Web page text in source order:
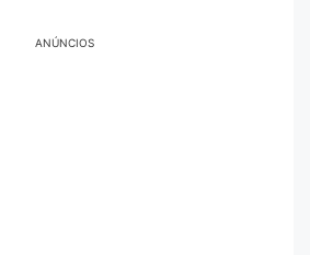
ANÚNCIOS